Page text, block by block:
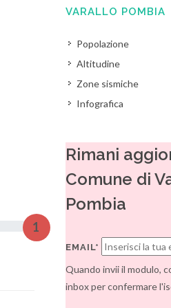
1
VARALLO POMBIA
Popolazione
Altitudine
Zone sismiche
Infografica
Rimani
Comune di
Pombia
EMAIL*
Quando invii il modulo,
inbox per confermare